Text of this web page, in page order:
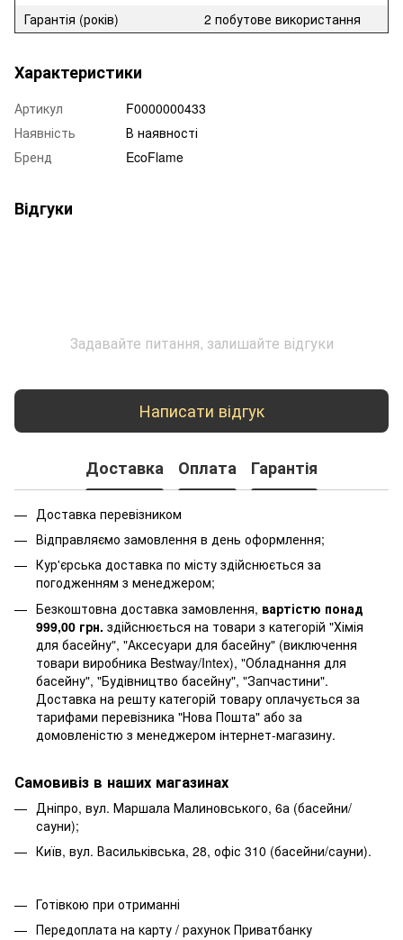
Гарантія (років)
2 побутове використання
Характеристики
Артикул
F0000000433
Наявність
В наявності
Бренд
EcoFlame
Відгуки
Задавайте питання, залишайте відгуки
Написати відгук
Доставка Оплата Гарантія
Доставка перевізником
Відправляємо замовлення в день оформлення;
Кур'єрська доставка по місту здійснюється за
погодженням з менеджером;
Безкоштовна доставка замовлення, вартістю понад
999,00 грн. здійснюється на товари з категорій "Хімія
для басейну", "Аксесуари для басейну" (виключення
товари виробника Bestway/Intex), "Обладнання для
басейну", "Будівництво басейну", "Запчастини".
Доставка на решту категорій товару оплачується за
тарифами перевізника "Нова Пошта" або за
домовленістю з менеджером інтернет-магазину.
Самовивіз в наших магазинах
Дніпро, вул. Маршала Малиновського, 6а (басейни/
сауни);
Київ, вул. Васильківська, 28, офіс 310 (басейни/сауни).
Готівкою при отриманні
Передоплата на карту / рахунок Приватбанку